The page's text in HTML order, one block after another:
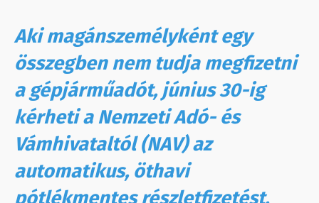
Aki magánszemélyként egy
összegben nem tudja megfizetni
a gépjárműadót, június 30-ig
kérheti a Nemzeti Adó- és
Vámhivataltól (NAV) az
automatikus, öthavi
pótlékmentes részletfizetést.